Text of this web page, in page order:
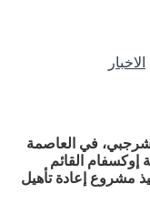
الاخبار
في العاصمة
إوكسفام القائم
مشروع إعادة تأهيل